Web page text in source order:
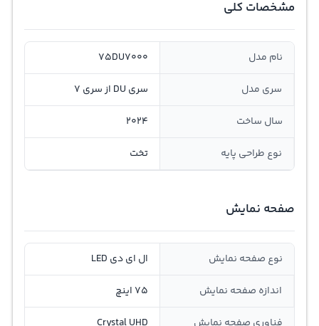
مشخصات کلی
نام مدل 75DU7000
سری مدل سری DU از سری 7
سال ساخت 2024
نوع طراحی پایه تخت
صفحه نمایش
نوع صفحه نمایش ال ای دی LED
اندازه صفحه نمایش 75 اینچ